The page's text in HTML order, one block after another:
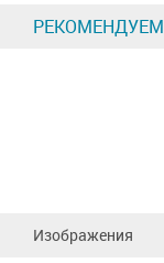
РЕКОМЕНДУЕМ
Изображения